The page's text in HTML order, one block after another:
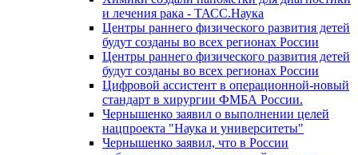
и лечения рака - ТАСС.Наука
Центры раннего физического развития детей
будут созданы во всех регионах России
Центры раннего физического развития детей
будут созданы во всех регионах России
Цифровой ассистент в операционной-новый
стандарт в хирургии ФМБА России.
Чернышенко заявил о выполнении целей
нацпроекта "Наука и университеты"
Чернышенко заявил, что в России